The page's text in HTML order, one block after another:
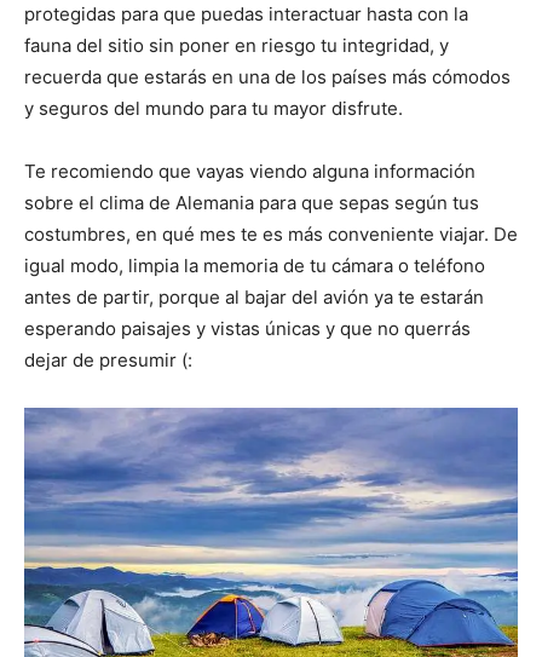
protegidas para que puedas interactuar hasta con la
fauna del sitio sin poner en riesgo tu integridad, y
recuerda que estarás en una de los países más cómodos
y seguros del mundo para tu mayor disfrute.
Te recomiendo que vayas viendo alguna información
sobre el clima de Alemania para que sepas según tus
costumbres, en qué mes te es más conveniente viajar. De
igual modo, limpia la memoria de tu cámara o teléfono
antes de partir, porque al bajar del avión ya te estarán
esperando paisajes y vistas únicas y que no querrás
dejar de presumir (: